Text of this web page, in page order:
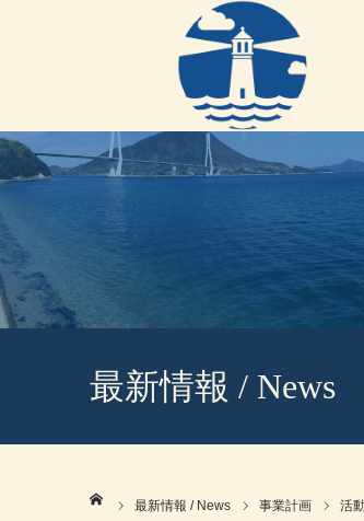
最新情報 / News
最新情報 / News 事業計画 活